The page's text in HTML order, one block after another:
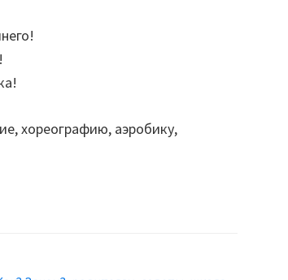
хореографию, аэробику,